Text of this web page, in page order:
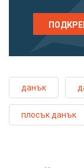
данък
плосък данък